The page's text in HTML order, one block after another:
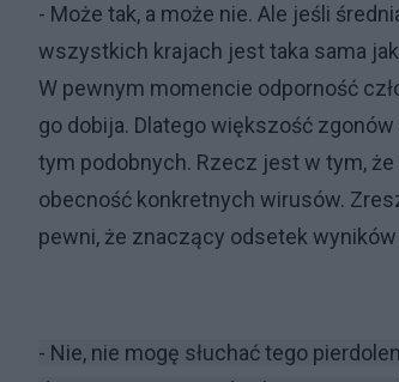
- Może tak, a może nie. Ale jeśli
wszystkich krajach jest taka sama
W pewnym momencie odporność
go dobija. Dlatego większość
tym podobnych. Rzecz jest w tym,
obecność konkretnych wirusów.
pewni, że znaczący odsetek
- Nie, nie mogę słuchać tego